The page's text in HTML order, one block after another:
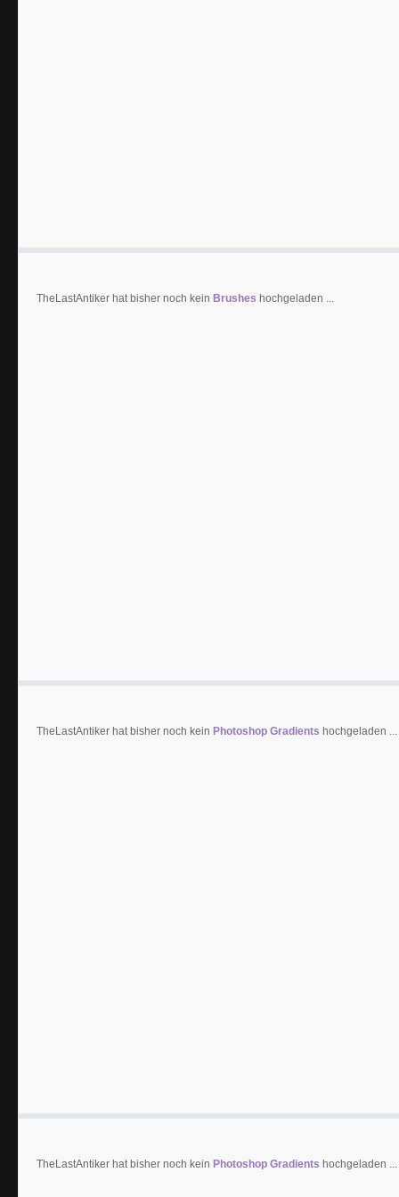
TheLastAntiker hat bisher noch kein Brushes hochgeladen ...
TheLastAntiker hat bisher noch kein Photoshop Gradients hochgeladen ...
TheLastAntiker hat bisher noch kein Photoshop Gradients hochgeladen ...